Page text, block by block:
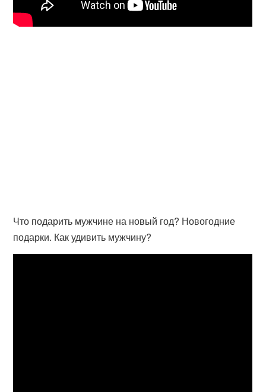
Что подарить мужчине на новый год? Новогодние
подарки. Как удивить мужчину?